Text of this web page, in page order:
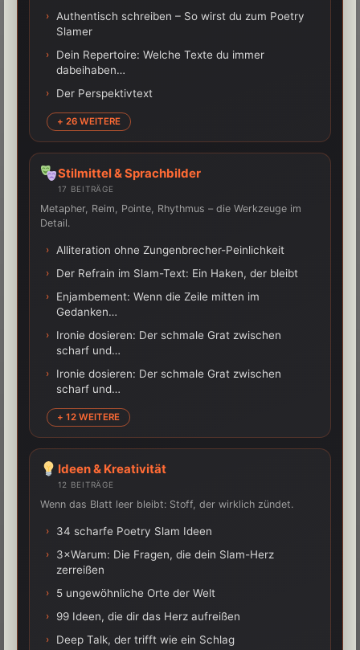
›
Authentisch schreiben – So wirst du zum Poetry
Slamer
›
Dein Repertoire: Welche Texte du immer
dabeihaben…
› Der Perspektivtext
+ 26 WEITERE
Stilmittel & Sprachbilder
17 BEITRÄGE
Metapher, Reim, Pointe, Rhythmus – die Werkzeuge im
Detail.
› Alliteration ohne Zungenbrecher-Peinlichkeit
› Der Refrain im Slam-Text: Ein Haken, der bleibt
›
Enjambement: Wenn die Zeile mitten im
Gedanken…
›
Ironie dosieren: Der schmale Grat zwischen
scharf und…
›
Ironie dosieren: Der schmale Grat zwischen
scharf und…
+ 12 WEITERE
Ideen & Kreativität
12 BEITRÄGE
Wenn das Blatt leer bleibt: Stoff, der wirklich zündet.
› 34 scharfe Poetry Slam Ideen
›
3×Warum: Die Fragen, die dein Slam-Herz
zerreißen
› 5 ungewöhnliche Orte der Welt
› 99 Ideen, die dir das Herz aufreißen
› Deep Talk, der trifft wie ein Schlag